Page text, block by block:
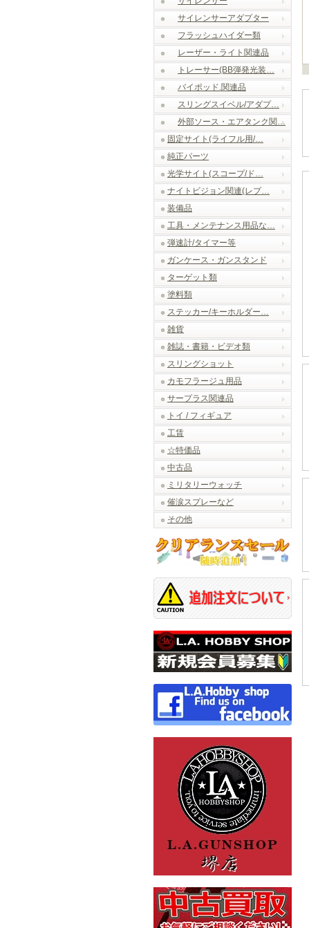
サイレンサーアダプター
フラッシュハイダー類
レーザー・ライト関連品
トレーサー(BB弾発光装…
バイポッド.関連品
スリングスイベル/アダプ…
外部ソース・エアタンク関…
固定サイト(ライフル用/…
純正パーツ
光学サイト(スコープ/ド…
ナイトビジョン関連(レプ…
装備品
工具・メンテナンス用品な…
弾速計/タイマー等
ガンケース・ガンスタンド
ターゲット類
塗料類
ステッカー/キーホルダー…
雑貨
雑誌・書籍・ビデオ類
スリングショット
カモフラージュ用品
サープラス関連品
トイ / フィギュア
工賃
☆特価品
中古品
ミリタリーウォッチ
催涙スプレーなど
その他